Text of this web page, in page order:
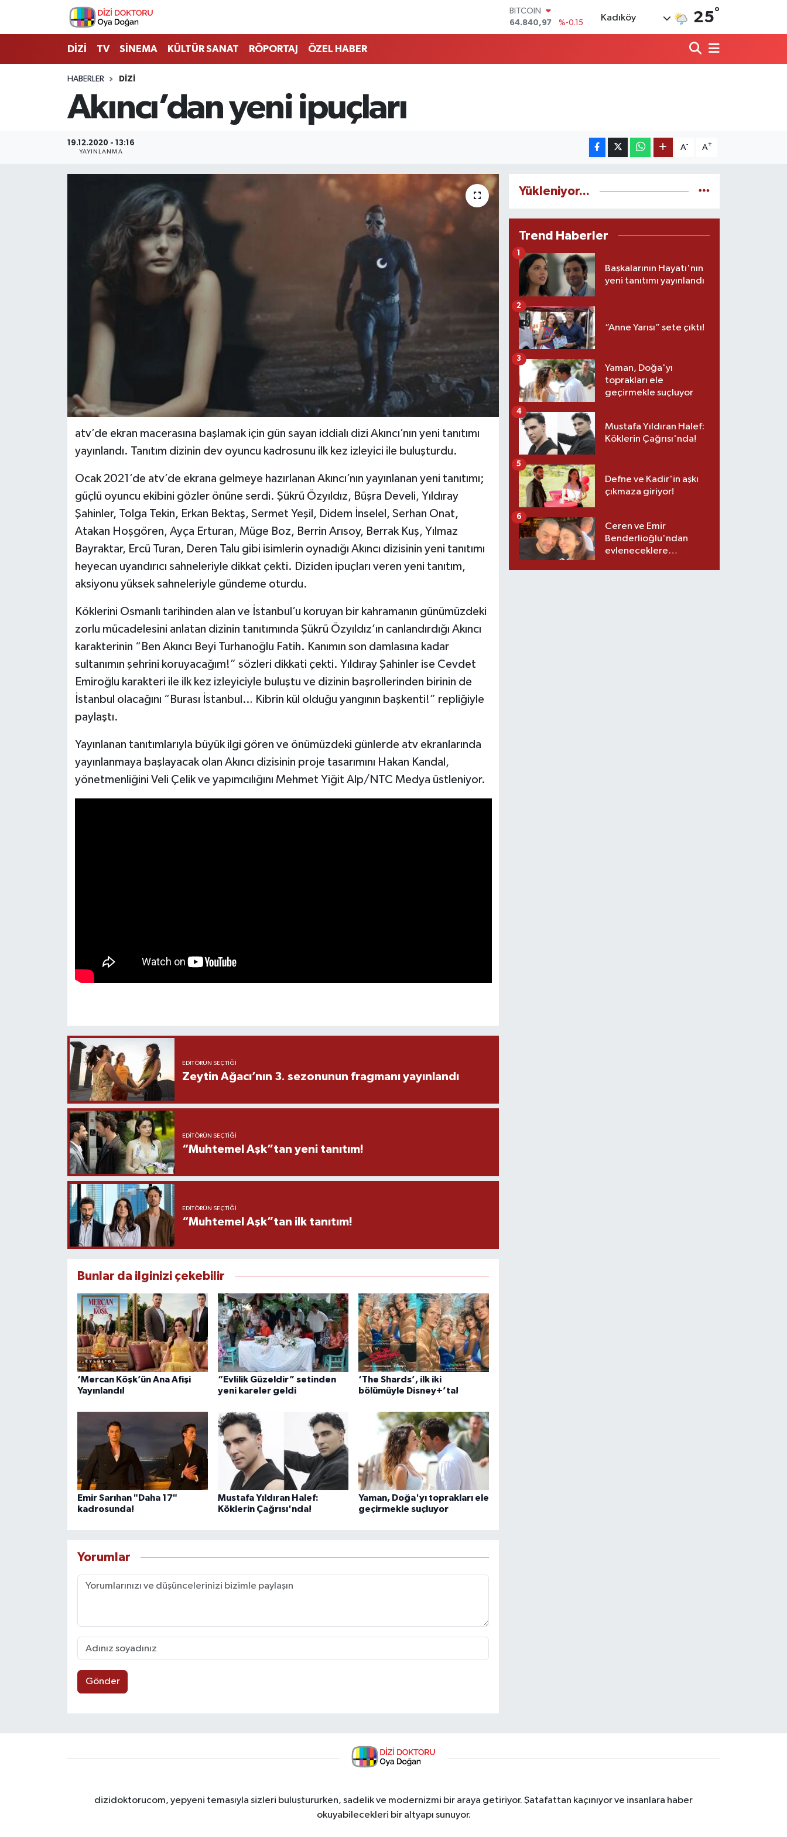
DOLAR
47,7436
%0.18
STERLİN
Kadıköy 25°
DİZİ TV SİNEMA KÜLTÜR SANAT RÖPORTAJ ÖZEL HABER
HABERLER DİZİ
Akıncı’dan yeni ipuçları
19.12.2020 - 13:16
YAYINLANMA
A- A+
atv’de ekran macerasına başlamak için gün sayan iddialı dizi Akıncı’nın yeni tanıtımı
yayınlandı. Tanıtım dizinin dev oyuncu kadrosunu ilk kez izleyici ile buluşturdu.
Ocak 2021’de atv’de ekrana gelmeye hazırlanan Akıncı’nın yayınlanan yeni tanıtımı;
güçlü oyuncu ekibini gözler önüne serdi. Şükrü Özyıldız, Büşra Develi, Yıldıray
Şahinler, Tolga Tekin, Erkan Bektaş, Sermet Yeşil, Didem İnselel, Serhan Onat,
Atakan Hoşgören, Ayça Erturan, Müge Boz, Berrin Arısoy, Berrak Kuş, Yılmaz
Bayraktar, Ercü Turan, Deren Talu gibi isimlerin oynadığı Akıncı dizisinin yeni tanıtımı
heyecan uyandırıcı sahneleriyle dikkat çekti. Diziden ipuçları veren yeni tanıtım,
aksiyonu yüksek sahneleriyle gündeme oturdu.
Köklerini Osmanlı tarihinden alan ve İstanbul’u koruyan bir kahramanın günümüzdeki
zorlu mücadelesini anlatan dizinin tanıtımında Şükrü Özyıldız’ın canlandırdığı Akıncı
karakterinin “Ben Akıncı Beyi Turhanoğlu Fatih. Kanımın son damlasına kadar
sultanımın şehrini koruyacağım!” sözleri dikkati çekti. Yıldıray Şahinler ise Cevdet
Emiroğlu karakteri ile ilk kez izleyiciyle buluştu ve dizinin başrollerinden birinin de
İstanbul olacağını “Burası İstanbul… Kibrin kül olduğu yangının başkenti!” repliğiyle
paylaştı.
Yayınlanan tanıtımlarıyla büyük ilgi gören ve önümüzdeki günlerde atv ekranlarında
yayınlanmaya başlayacak olan Akıncı dizisinin proje tasarımını Hakan Kandal,
yönetmenliğini Veli Çelik ve yapımcılığını Mehmet Yiğit Alp/NTC Medya üstleniyor.
EDITÖRÜN SEÇTIĞI
Zeytin Ağacı’nın 3. sezonunun fragmanı yayınlandı
EDITÖRÜN SEÇTIĞI
“Muhtemel Aşk”tan yeni tanıtım!
EDITÖRÜN SEÇTIĞI
“Muhtemel Aşk”tan ilk tanıtım!
Bunlar da ilginizi çekebilir
‘Mercan Köşk’ün Ana Afişi
Yayınlandı!
“Evlilik Güzeldir” setinden
yeni kareler geldi
‘The Shards’, ilk iki
bölümüyle Disney+’ta!
Emir Sarıhan "Daha 17"
kadrosunda!
Mustafa Yıldıran Halef:
Köklerin Çağrısı'nda!
Yaman, Doğa'yı toprakları ele
geçirmekle suçluyor
Yorumlar
Gönder
Yükleniyor...
Trend Haberler
Başkalarının Hayatı'nın
yeni tanıtımı yayınlandı
1
“Anne Yarısı” sete çıktı!
2
Yaman, Doğa'yı
toprakları ele
geçirmekle suçluyor
3
Mustafa Yıldıran Halef:
Köklerin Çağrısı'nda!
4
Defne ve Kadir'in aşkı
çıkmaza giriyor!
5
Ceren ve Emir
Benderlioğlu'ndan
evleneceklere
6
dizidoktorucom, yepyeni temasıyla sizleri buluştururken, sadelik ve modernizmi bir araya getiriyor. Şatafattan kaçınıyor ve insanlara haber
okuyabilecekleri bir altyapı sunuyor.
İstanbul Nöbetçi Eczaneler
İstanbul Hava Durumu
İstanbul Namaz Vakitleri
Son Dakika Haberleri